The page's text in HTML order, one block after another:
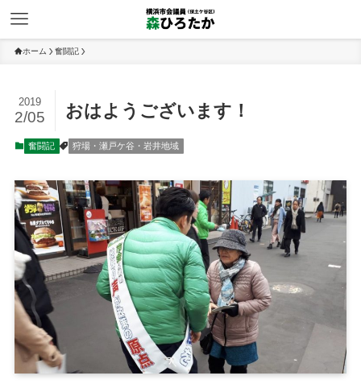
ホーム 奮闘記
おはようございます！
2019
2/05
奮闘記 狩場・瀬戸ケ谷・岩井地域